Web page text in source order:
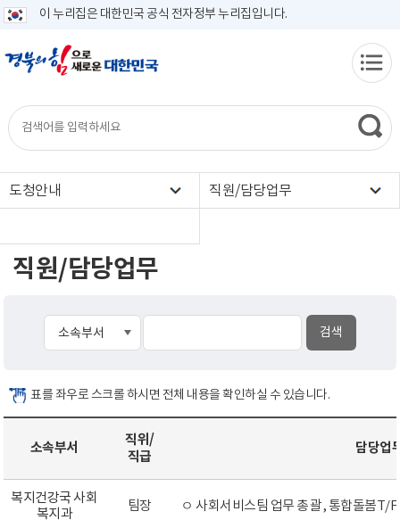
이 누리집은 대한민국 공식 전자정부 누리집입니다.
도청안내 직원/담당업무
직원/담당업무
표를 좌우로 스크롤 하시면 전체 내용을 확인하실 수 있습니다.
소속부서
직위/
직급
담당업
복지건강국 사회
복지과
팀장 ㅇ 사회서비스팀 업무 총괄 , 통합돌봄T/